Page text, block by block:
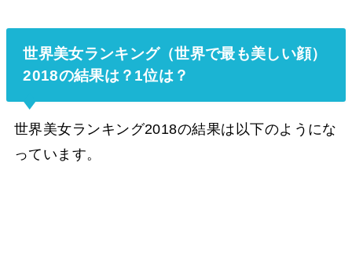
世界美女ランキング（世界で最も美しい顔）
2018の結果は？1位は？
世界美女ランキング2018の結果は以下のようにな
っています。